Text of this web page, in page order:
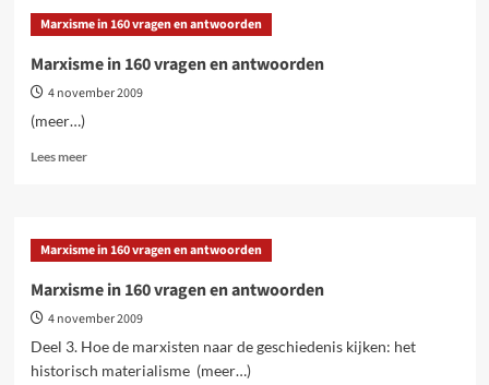
in
160
en
antwoorden
Marxisme in 160 vragen en antwoorden
Marxisme in 160 vragen en antwoorden
4 november 2009
(meer…)
Lees meerLees
in
160
en
antwoorden
Marxisme in 160 vragen en antwoorden
Marxisme in 160 vragen en antwoorden
4 november 2009
Deel 3. Hoe de marxisten naar de geschiedenis kijken: het
historisch materialisme (meer…)